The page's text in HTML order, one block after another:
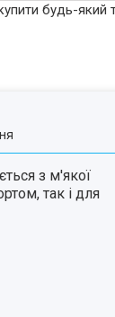
будь-
з м'якої
так і для